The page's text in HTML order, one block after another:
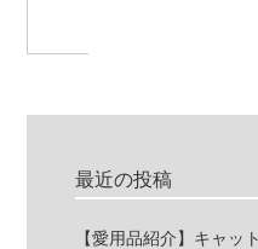
最近の投稿
【愛用品紹介】キャッ